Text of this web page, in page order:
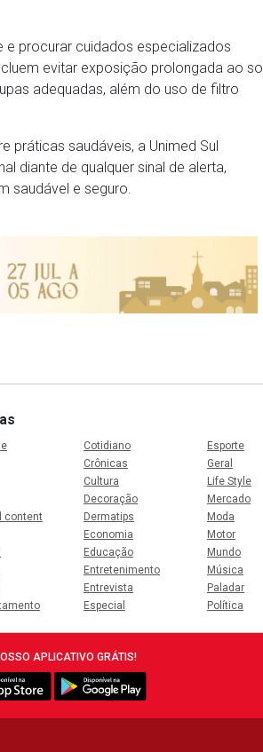
procurar cuidados especializados
evitar exposição prolongada ao sol
adequadas, além do uso de filtro
saudáveis, a Unimed Sul
diante de qualquer sinal de alerta,
saudável e seguro.
content
Cotidiano
Crônicas
Cultura
Decoração
Dermatips
Economia
Educação
Entretenimento
Entrevista
Especial
Esporte
Geral
Life Style
Mercado
Moda
Motor
Mundo
Música
Paladar
Política
APLICATIVO GRÁTIS!